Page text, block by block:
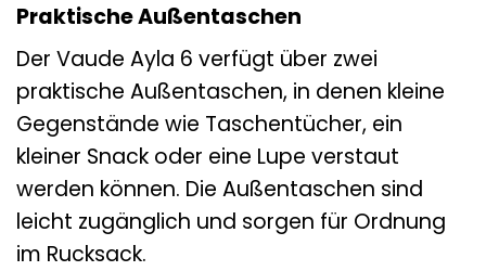
Praktische Außentaschen
Der Vaude Ayla 6 verfügt über zwei
praktische Außentaschen, in denen kleine
Gegenstände wie Taschentücher, ein
kleiner Snack oder eine Lupe verstaut
werden können. Die Außentaschen sind
leicht zugänglich und sorgen für Ordnung
im Rucksack.